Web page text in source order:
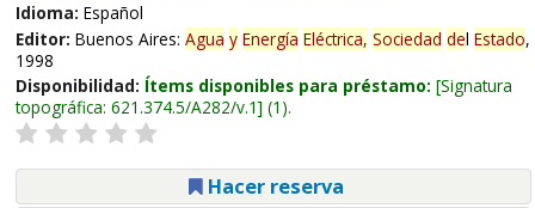
Idioma: Español
Editor: Buenos Aires: Agua y Energía Eléctrica, Sociedad del Estado,
1998
Disponibilidad: Ítems disponibles para préstamo: Signatura
topográfica: 621.374.5/A282/v.1 (1).
Hacer reserva